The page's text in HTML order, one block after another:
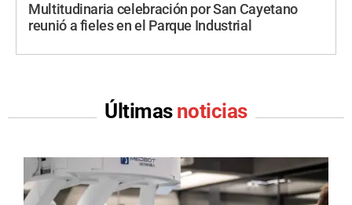
Multitudinaria celebración por San Cayetano
reunió a fieles en el Parque Industrial
Últimas noticias